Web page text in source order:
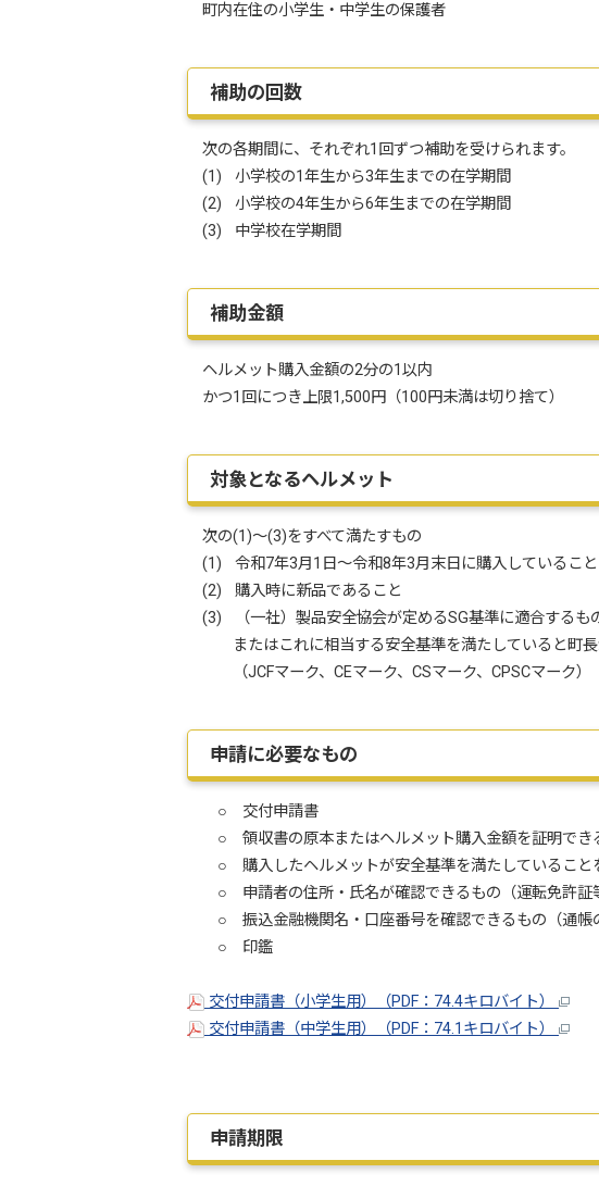
町内在住の小学生・中学生の保護者
補助の回数
次の各期間に、それぞれ1回ずつ補助を受けられます。
(1) 小学校の1年生から3年生までの在学期間
(2) 小学校の4年生から6年生までの在学期間
(3) 中学校在学期間
補助金額
ヘルメット購入金額の2分の1以内
かつ1回につき上限1,500円（100円未満は切り捨て）
対象となるヘルメット
次の(1)～(3)をすべて満たすもの
(1) 令和7年3月1日～令和8年3月末日に購入していること
(2) 購入時に新品であること
(3) （一社）製品安全協会が定めるSG基準に適合するも
またはこれに相当する安全基準を満たしていると町長
（JCFマーク、CEマーク、CSマーク、CPSCマーク）
申請に必要なもの
○ 交付申請書
○ 領収書の原本またはヘルメット購入金額を証明でき
○ 購入したヘルメットが安全基準を満たしていること
○ 申請者の住所・氏名が確認できるもの（運転免許証
○ 振込金融機関名・口座番号を確認できるもの（通帳の
○ 印鑑
交付申請書（小学生用）（PDF：74.4キロバイト）
交付申請書（中学生用）（PDF：74.1キロバイト）
申請期限